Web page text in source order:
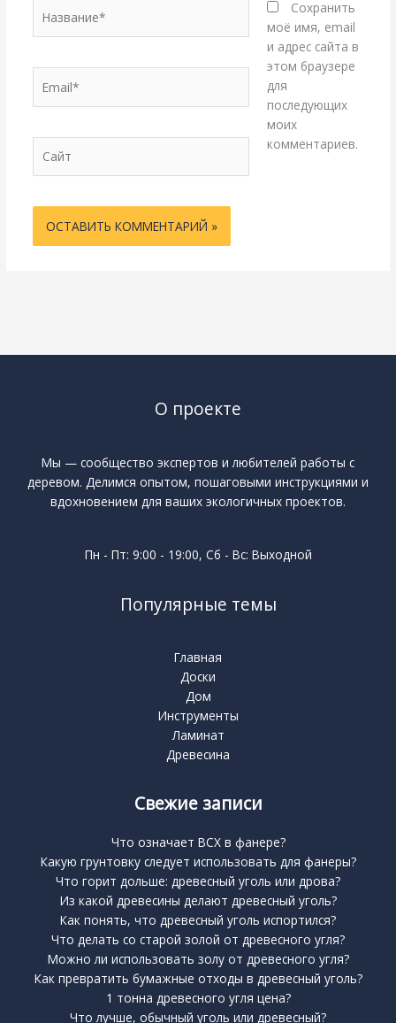
Сохранить
моё имя, email
и адрес сайта в
этом браузере
для
последующих
моих
комментариев.
О проекте
Мы — сообщество экспертов и любителей работы с
деревом. Делимся опытом, пошаговыми инструкциями и
вдохновением для ваших экологичных проектов.
Пн - Пт: 9:00 - 19:00, Сб - Вс: Выходной
Популярные темы
Главная
Доски
Дом
Инструменты
Ламинат
Древесина
Свежие записи
Что означает BCX в фанере?
Какую грунтовку следует использовать для фанеры?
Что горит дольше: древесный уголь или дрова?
Из какой древесины делают древесный уголь?
Как понять, что древесный уголь испортился?
Что делать со старой золой от древесного угля?
Можно ли использовать золу от древесного угля?
Как превратить бумажные отходы в древесный уголь?
1 тонна древесного угля цена?
Что лучше, обычный уголь или древесный?